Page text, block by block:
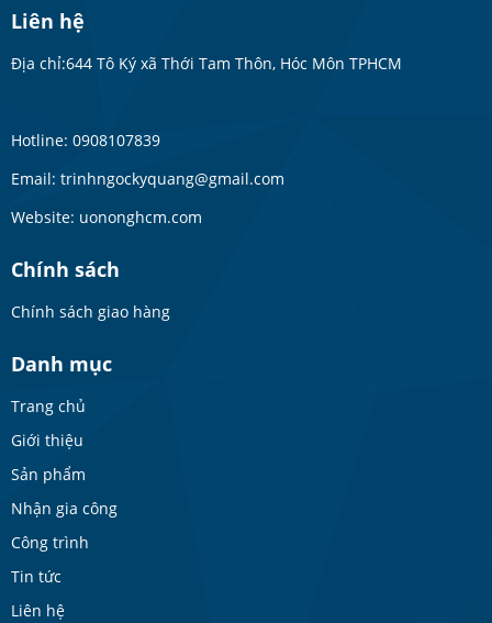
Liên hệ
Địa chỉ:644 Tô Ký xã Thới Tam Thôn, Hóc Môn TPHCM
Hotline: 0908107839
Email: trinhngockyquang@gmail.com
Website: uononghcm.com
Chính sách
Chính sách giao hàng
Danh mục
Trang chủ
Giới thiệu
Sản phẩm
Nhận gia công
Công trình
Tin tức
Liên hệ